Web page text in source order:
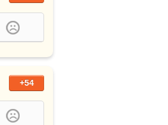
+54